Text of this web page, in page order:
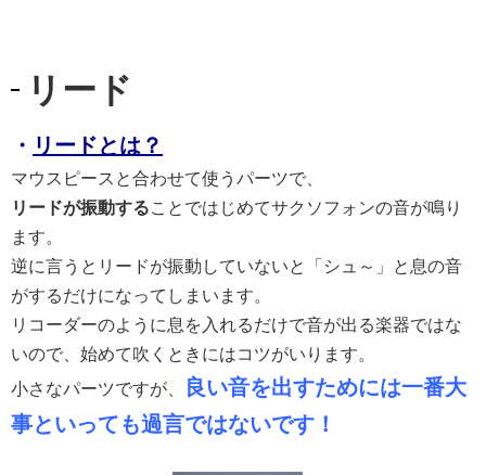
リード
・ リードとは？
マウスピースと合わせて使うパーツで、
リードが振動することではじめてサクソフォンの音が鳴り
ます。
逆に言うとリードが振動していないと「シュ～」と息の音
がするだけになってしまいます。
リコーダーのように息を入れるだけで音が出る楽器ではな
いので、始めて吹くときにはコツがいります。
小さなパーツですが、
良い音を出すためには一番大
事といっても過言ではないです！